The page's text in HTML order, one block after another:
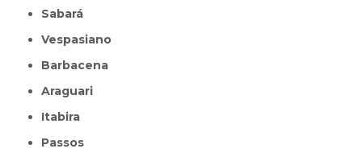
Sabará
Vespasiano
Barbacena
Araguari
Itabira
Passos